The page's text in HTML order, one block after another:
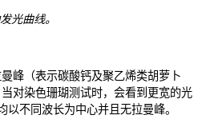
光曲线。
峰（表示碳酸钙及聚乙烯类胡萝卜
对染色珊瑚测试时，会看到更宽的光
不同波长为中心并且无拉曼峰。